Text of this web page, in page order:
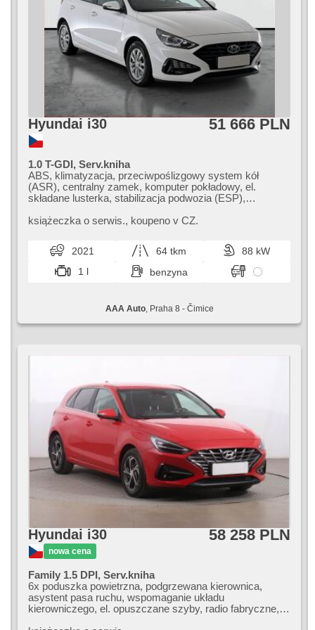
Hyundai i30 51 666 PLN
1.0 T-GDI, Serv.kniha
ABS, klimatyzacja, przeciwpoślizgowy system kół
(ASR), centralny zamek, komputer pokładowy, el.
składane lusterka, stabilizacja podwozia (ESP),
poduszka powietrzna, asystent pasa ruchu, asystent
opuszczane szyby, radio fabryczne, manualna skrzynia
biegów
książeczka o serwis.,​ koupeno v CZ.
2021 64 tkm
88 kW
1 l
benzyna
AAA Auto, Praha 8 - Čimice
Hyundai i30
nowa cena
58 258 PLN
Family 1.5 DPI, Serv.kniha
6x poduszka powietrzna, podgrzewana kierownica,
asystent pasa ruchu, wspomaganie układu
kierowniczego, el. opuszczane szyby, radio fabryczne,